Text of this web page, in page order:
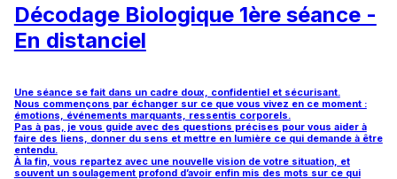
Décodage Biologique 1ère séance -
En distanciel
Une séance se fait dans un cadre doux, confidentiel et sécurisant.
Nous commençons par échanger sur ce que vous vivez en ce moment :
émotions, événements marquants, ressentis corporels.
Pas à pas, je vous guide avec des questions précises pour vous aider à
faire des liens, donner du sens et mettre en lumière ce qui demande à être
entendu.
À la fin, vous repartez avec une nouvelle vision de votre situation, et
souvent un soulagement profond d’avoir enfin mis des mots sur ce qui